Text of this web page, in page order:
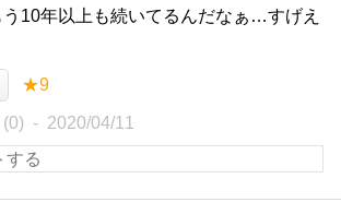
10年以上も続いてるんだなぁ…すげえ
★9
2020/04/11